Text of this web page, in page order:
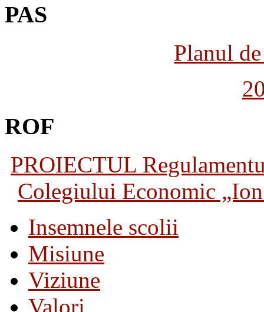
PAS
Planul
ROF
PROIECTUL
Colegiului Economic
Insemnele scolii
Misiune
Viziune
Valori